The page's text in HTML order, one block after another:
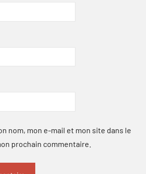
nom, mon e-mail et mon site dans le
prochain commentaire.